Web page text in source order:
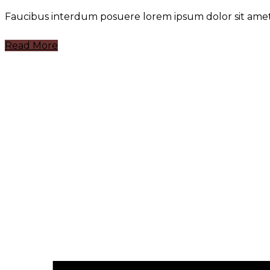
Faucibus interdum posuere lorem ipsum dolor sit
Read More